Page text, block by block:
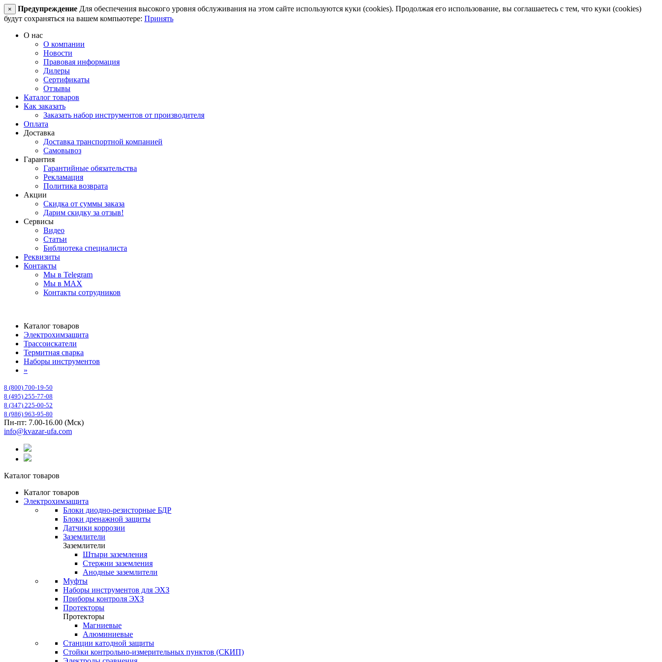
× Предупреждение Для обеспечения высокого уровня обслуживания на этом сайте используются куки (cookies). Продолжая его использование, вы соглашаетесь с тем, что куки (cookies)
будут сохраняться на вашем компьютере: Принять
О нас
О компании
Новости
Правовая информация
Дилеры
Сертификаты
Отзывы
Каталог товаров
Как заказать
Заказать набор инструментов от производителя
Оплата
Доставка
Доставка транспортной компанией
Самовывоз
Гарантия
Гарантийные обязательства
Рекламация
Политика возврата
Акции
Скидка от суммы заказа
Дарим скидку за отзыв!
Сервисы
Видео
Статьи
Библиотека специалиста
Реквизиты
Контакты
Мы в Telegram
Мы в MAX
Контакты сотрудников
Каталог товаров
Электрохимзащита
Трассоискатели
Термитная сварка
Наборы инструментов
»
8 (800) 700-19-50
8 (495) 255-77-08
8 (347) 225-00-52
8 (986) 963-95-80
Пн-пт: 7.00-16.00 (Мск)
info@kvazar-ufa.com
Каталог товаров
Каталог товаров
Электрохимзащита
Блоки диодно-резисторные БДР
Блоки дренажной защиты
Датчики коррозии
Заземлители
Заземлители
Штыри заземления
Стержни заземления
Анодные заземлители
Муфты
Наборы инструментов для ЭХЗ
Приборы контроля ЭХЗ
Протекторы
Протекторы
Магниевые
Алюминиевые
Станции катодной защиты
Стойки контрольно-измерительных пунктов (СКИП)